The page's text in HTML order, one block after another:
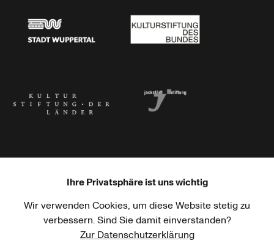
Haus der Kulturen der Welt Goethe-Institut
Ihre Privatsphäre ist uns wichtig
Wir verwenden Cookies, um diese Website stetig zu
verbessern. Sind Sie damit einverstanden?
Zur Datenschutzerklärung